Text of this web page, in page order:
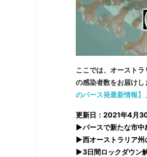
ここでは、オースト
の感染者数をお届け
のパース発最新情報】
更新日：2021年4月30
▶パースで新たな市中
▶西オーストラリア州
▶3日間ロックダウン